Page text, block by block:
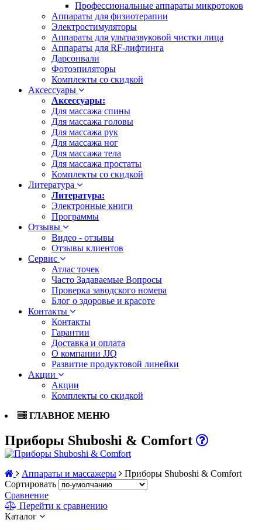
Профессиональные аппараты микротоков
Аппараты для физиотерапии
Электростимуляторы
Аппараты для ультразвуковой чистки лица
Аппараты для RF-лифтинга
Дарсонвали
Фотоэпиляторы
Комплекты со скидкой
Аксессуары
Аксессуары:
Для массажа спины
Для массажа головы
Для массажа рук
Для массажа ног
Для массажа тела
Для массажа простаты
Комплекты со скидкой
Литература
Литература:
Электронные книги
Программы
Отзывы
Видео - отзывы
Отзывы клиентов
Сервис
Атлас точек
Часто Задаваемые Вопросы
Проверка заводского номера
Блог о здоровье и красоте
Контакты
Контакты
Гарантии
Доставка и оплата
О компании JJQ
Развитие продуктовой линейки
Акции
Акции
Комплекты со скидкой
ГЛАВНОЕ МЕНЮ
Приборы Shuboshi & Comfort
Аппараты и массажеры
Приборы Shuboshi & Comfort
Сортировать
Сравнение
Перейти к сравнению
Каталог